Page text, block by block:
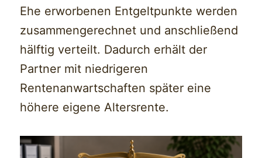
Ehe erworbenen Entgeltpunkte werden
zusammengerechnet und anschließend
hälftig verteilt. Dadurch erhält der
Partner mit niedrigeren
Rentenanwartschaften später eine
höhere eigene Altersrente.